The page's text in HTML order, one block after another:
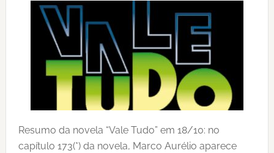
Resumo da novela “Vale Tudo” em 18/10: no
capítulo 173(*) da novela, Marco Aurélio aparece